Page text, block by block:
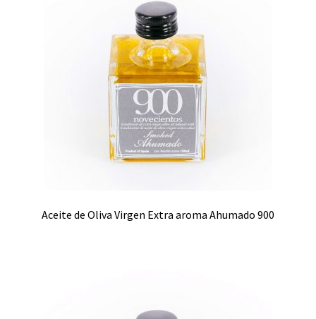
Aceite de Oliva Virgen Extra aroma Ahumado 900